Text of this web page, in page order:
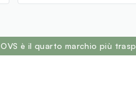
OVS è il quarto marchio più